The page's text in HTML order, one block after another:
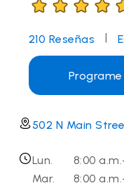
Reparación de
210 Reseñas |
502 N Main
Lun.
8:00
Mar.
8:00